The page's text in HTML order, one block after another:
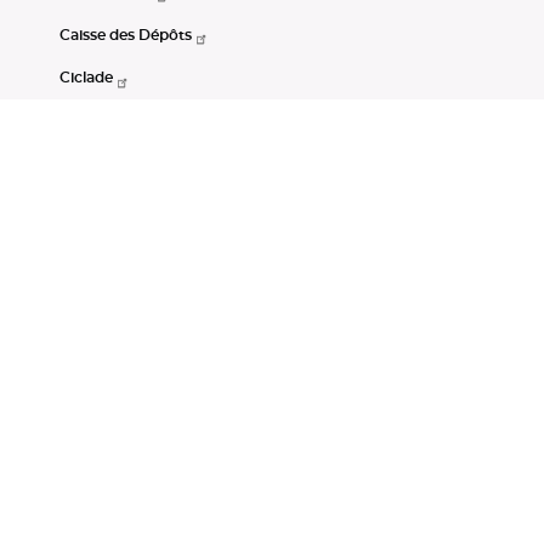
Caisse des Dépôts
Ciclade